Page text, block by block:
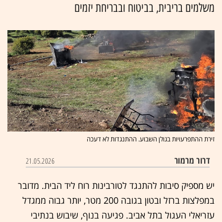
משלמים בריבית, בביטוח ובבריחת יזמים
זירת ההתפרעויות בגולן השבוע. ההתנגדות לא דעכה
דרור מרמור 21.05.2026
יש מספיק סיבות להתנגד לטורבינות רוח ליד הבית. מדובר
במפלצות ברזל ובטון בגובה 200 מטר, יותר גבוה ממגדל
עזריאלי העגול בתל אביב. פגיעה בנוף, שיבוש בנתיבי